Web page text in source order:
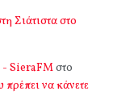
Σιάτιστα στο
- SieraFMστο
να κάνετε